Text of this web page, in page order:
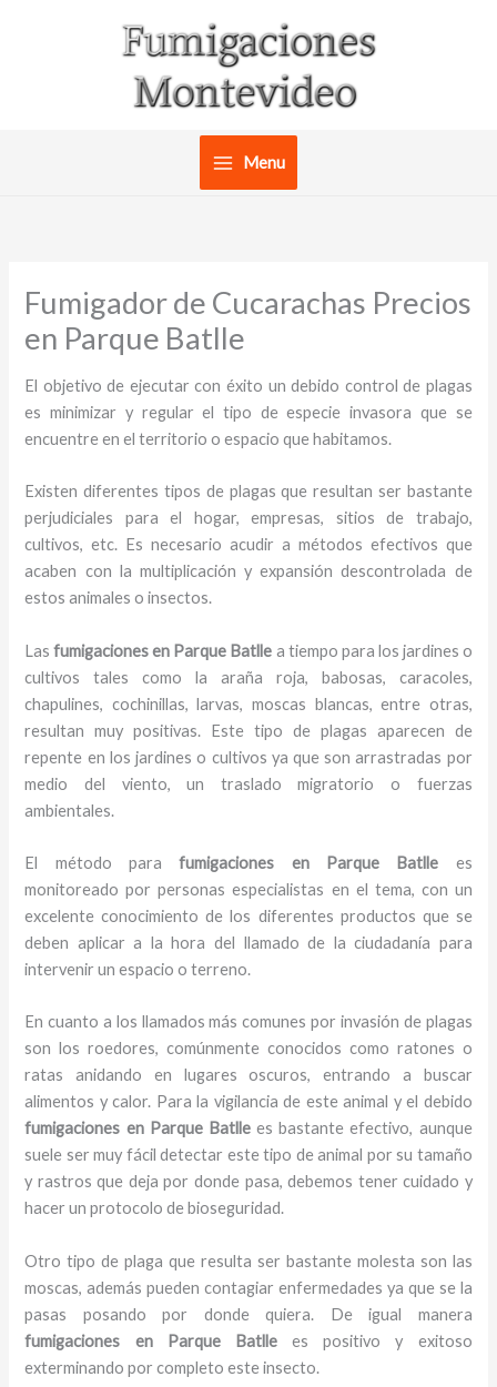
Menu
Fumigador de Cucarachas Precios
en Parque Batlle
El objetivo de ejecutar con éxito un debido control de plagas
es minimizar y regular el tipo de especie invasora que se
encuentre en el territorio o espacio que habitamos.
Existen diferentes tipos de plagas que resultan ser bastante
perjudiciales para el hogar, empresas, sitios de trabajo,
cultivos, etc. Es necesario acudir a métodos efectivos que
acaben con la multiplicación y expansión descontrolada de
estos animales o insectos.
Lasfumigaciones en Parque Batlle a tiempo para los jardines o
cultivos tales como la araña roja, babosas, caracoles,
chapulines, cochinillas, larvas, moscas blancas, entre otras,
resultan muy positivas. Este tipo de plagas aparecen de
repente en los jardines o cultivos ya que son arrastradas por
medio del viento, un traslado migratorio o fuerzas
ambientales.
El método parafumigaciones en Parque Batlle es
monitoreado por personas especialistas en el tema, con un
excelente conocimiento de los diferentes productos que se
deben aplicar a la hora del llamado de la ciudadanía para
intervenir un espacio o terreno.
En cuanto a los llamados más comunes por invasión de plagas
son los roedores, comúnmente conocidos como ratones o
ratas anidando en lugares oscuros, entrando a buscar
alimentos y calor. Para la vigilancia de este animal y el debido
fumigaciones en Parque Batllees bastante efectivo, aunque
suele ser muy fácil detectar este tipo de animal por su tamaño
y rastros que deja por donde pasa, debemos tener cuidado y
hacer un protocolo de bioseguridad.
Otro tipo de plaga que resulta ser bastante molesta son las
moscas, además pueden contagiar enfermedades ya que se la
pasas posando por donde quiera. De igual manera
fumigaciones en Parque Batllees positivo y exitoso
exterminando por completo este insecto.